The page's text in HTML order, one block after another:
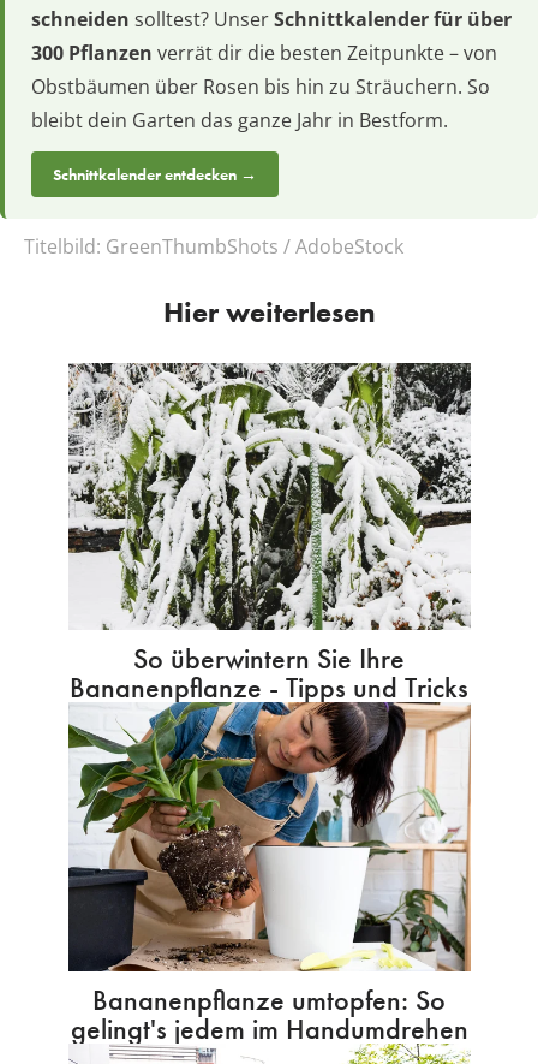
schneiden solltest? UnserSchnittkalender für über
300 Pflanzen verrät dir die besten Zeitpunkte – von
Obstbäumen über Rosen bis hin zu Sträuchern. So
bleibt dein Garten das ganze Jahr in Bestform.
Schnittkalender entdecken →
Titelbild: GreenThumbShots / AdobeStock
Hier weiterlesen
So überwintern Sie Ihre
Bananenpflanze - Tipps und Tricks
Bananenpflanze umtopfen: So
gelingt's jedem im Handumdrehen